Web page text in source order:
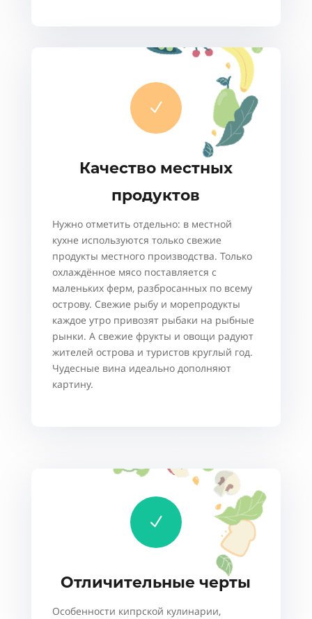
N
Качество местных
продуктов
Нужно отметить отдельно: в местной
кухне используются только свежие
продукты местного производства. Только
охлаждённое мясо поставляется с
маленьких ферм, разбросанных по всему
острову. Свежие рыбу и морепродукты
каждое утро привозят рыбаки на рыбные
рынки. А свежие фрукты и овощи радуют
жителей острова и туристов круглый год.
Чудесные вина идеально дополняют
картину.
N
Отличительные черты
Особенности кипрской кулинарии,